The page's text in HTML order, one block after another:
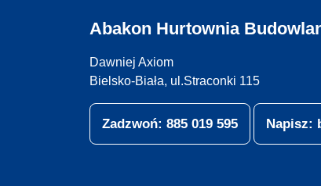
Abakon Hurtownia
Dawniej Axiom
Bielsko-Biała, ul.Straconki 115
Zadzwoń: 885 019 595 Napisz: